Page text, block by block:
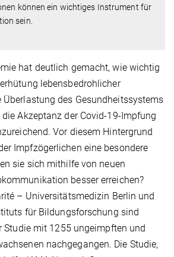
können ein wichtiges Instrument für
sein.
hat deutlich gemacht, wie wichtig
lebensbedrohlicher
Überlastung des Gesundheitssystems
Akzeptanz der Covid-19-Impfung
Vor diesem Hintergrund
Impfzögerlichen eine besondere
sie sich mithilfe von neuen
besser erreichen?
– Universitätsmedizin Berlin und
für Bildungsforschung sind
Studie mit 1255 ungeimpften und
nachgegangen. Die Studie,